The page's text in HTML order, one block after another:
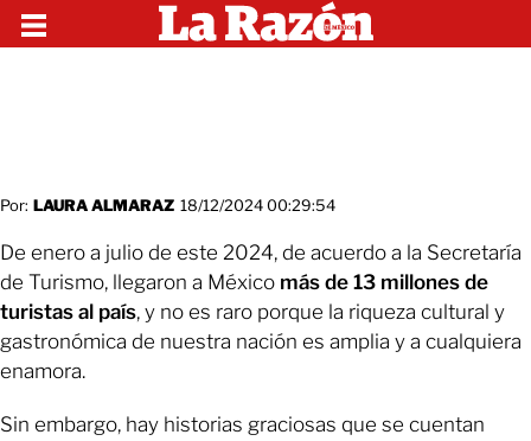
Por: LAURA ALMARAZ 18/12/2024 00:29:54
De enero a julio de este 2024, de acuerdo a la Secretaría
de Turismo, llegaron a México más de 13 millones de
turistas al país, y no es raro porque la riqueza cultural y
gastronómica de nuestra nación es amplia y a cualquiera
enamora.
Sin embargo, hay historias graciosas que se cuentan